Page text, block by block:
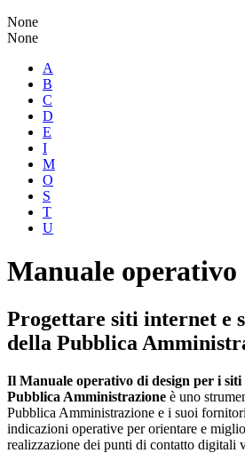
None
None
A
B
C
D
E
I
M
O
S
T
U
Manuale operativo
Progettare siti internet e
della Pubblica
Il Manuale operativo di design per i
Pubblica Amministrazione è uno
Pubblica Amministrazione e i suoi
indicazioni operative per orientare e
realizzazione dei punti di contatto digitali